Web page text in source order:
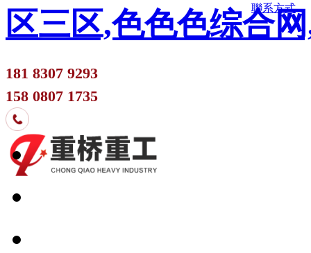
区三区,色色色综合
181 8307 9293
158 0807 1735
聯系方式